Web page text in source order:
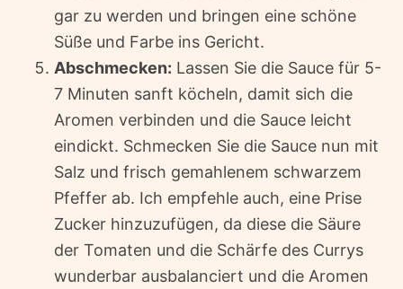
gar zu werden und bringen eine schöne
Süße und Farbe ins Gericht.
Abschmecken: Lassen Sie die Sauce für 5-
7 Minuten sanft köcheln, damit sich die
Aromen verbinden und die Sauce leicht
eindickt. Schmecken Sie die Sauce nun mit
Salz und frisch gemahlenem schwarzem
Pfeffer ab. Ich empfehle auch, eine Prise
Zucker hinzuzufügen, da diese die Säure
der Tomaten und die Schärfe des Currys
wunderbar ausbalanciert und die Aromen